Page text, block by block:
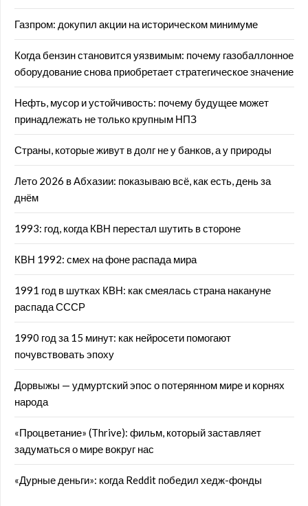
Газпром: докупил акции на историческом минимуме
Когда бензин становится уязвимым: почему газобаллонное
оборудование снова приобретает стратегическое значение
Нефть, мусор и устойчивость: почему будущее может
принадлежать не только крупным НПЗ
Страны, которые живут в долг не у банков, а у природы
Лето 2026 в Абхазии: показываю всё, как есть, день за
днём
1993: год, когда КВН перестал шутить в стороне
КВН 1992: смех на фоне распада мира
1991 год в шутках КВН: как смеялась страна накануне
распада СССР
1990 год за 15 минут: как нейросети помогают
почувствовать эпоху
Дорвыжы — удмуртский эпос о потерянном мире и корнях
народа
«Процветание» (Thrive): фильм, который заставляет
задуматься о мире вокруг нас
«Дурные деньги»: когда Reddit победил хедж-фонды